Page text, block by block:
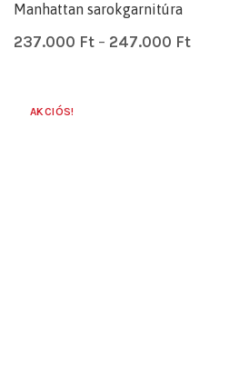
Manhattan sarokgarnitúra
237.000 Ft – 247.000 Ft
AKCIÓS!